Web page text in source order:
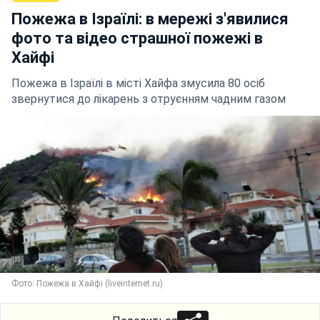
Пожежа в Ізраїлі: в мережі з'явилися
фото та відео страшної пожежі в
Хайфі
Пожежа в Ізраїлі в місті Хайфа змусила 80 осіб
звернутися до лікарень з отруєнням чадним газом
Фото: Пожежа в Хайфі (liveinternet.ru)